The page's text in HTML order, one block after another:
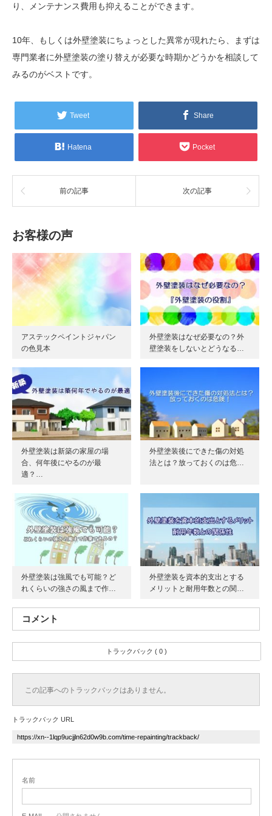
り、メンテナンス費用も抑えることができます。
10年、もしくは外壁塗装にちょっとした異常が現れたら、まずは
専門業者に外壁塗装の塗り替えが必要な時期かどうかを相談して
みるのがベストです。
Tweet Share
Hatena Pocket
前の記事 次の記事
お客様の声
アステックペイントジャパン
の色見本
外壁塗装はなぜ必要なの？外
壁塗装をしないとどうなる…
外壁塗装は新築の家屋の場
合、何年後にやるのが最
適？…
外壁塗装後にできた傷の対処
法とは？放っておくのは危…
外壁塗装は強風でも可能？ど
れくらいの強さの風まで作…
外壁塗装を資本的支出とする
メリットと耐用年数との関…
コメント
トラックバック ( 0 )
この記事へのトラックバックはありません。
トラックバック URL
名前